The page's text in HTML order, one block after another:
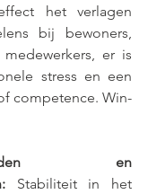
het verlagen
bij bewoners,
er is
stress en een
competence. Win-
en
Stabiliteit in het